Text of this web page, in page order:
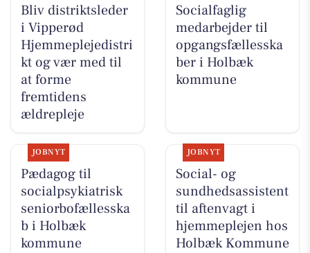
Bliv distriktsleder
i Vipperød
Hjemmeplejedistri
kt og vær med til
at forme
fremtidens
ældrepleje
Socialfaglig
medarbejder til
opgangsfællesska
ber i Holbæk
kommune
JOBNYT
Pædagog til
socialpsykiatrisk
seniorbofællesska
b i Holbæk
kommune
JOBNYT
Social- og
sundhedsassistent
til aftenvagt i
hjemmeplejen hos
Holbæk Kommune